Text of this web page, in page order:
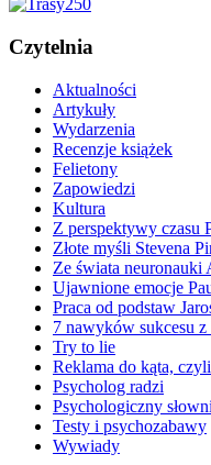
Czytelnia
Aktualności
Artykuły
Wydarzenia
Recenzje książek
Felietony
Zapowiedzi
Kultura
Z perspektywy czasu
Złote myśli Stevena
Ze świata neuronauki
Ujawnione emocje
Praca od podstaw
7 nawyków sukcesu
Try to lie
Reklama do kąta,
Psycholog radzi
Psychologiczny
Testy i psychozabawy
Wywiady